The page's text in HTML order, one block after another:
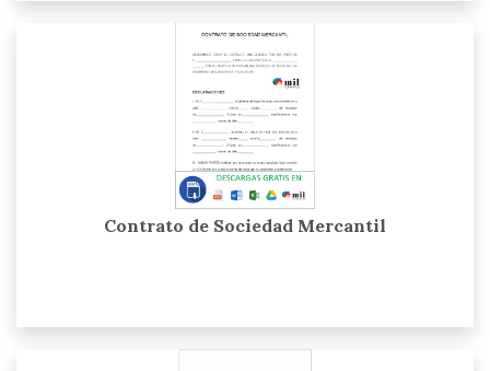
Contrato de Sociedad Mercantil